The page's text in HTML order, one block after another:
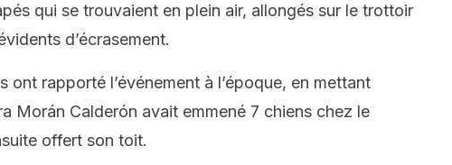
qui se trouvaient en plein air, allongés sur le trottoir
d’écrasement.
ont rapporté l’événement à l’époque, en mettant
Morán Calderón avait emmené 7 chiens chez le
offert son toit.